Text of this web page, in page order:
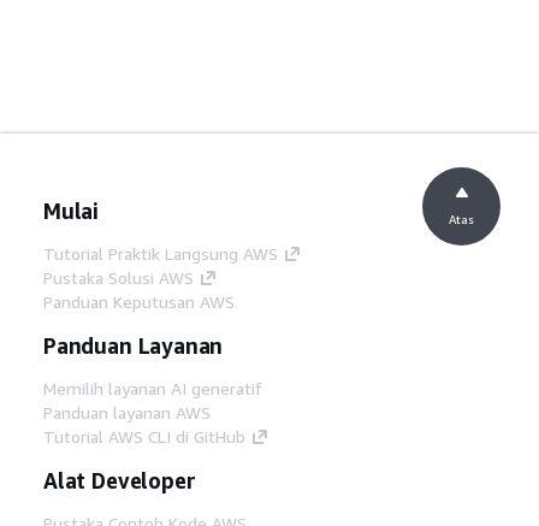
Mulai
Tutorial Praktik Langsung AWS
Pustaka Solusi AWS
Panduan Keputusan AWS
Panduan Layanan
Memilih layanan AI generatif
Panduan layanan AWS
Tutorial AWS CLI di GitHub
Alat Developer
Atas